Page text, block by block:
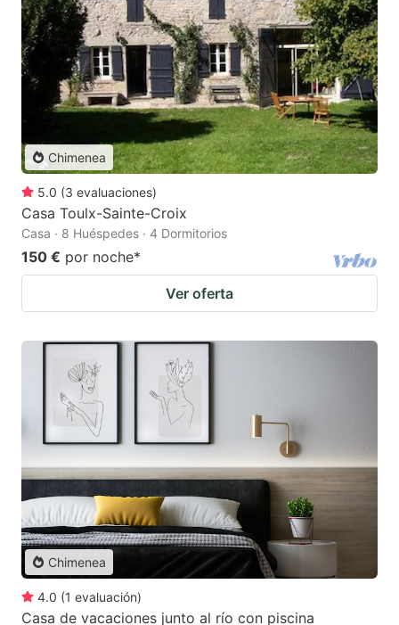
Chimenea
5.0 (3 evaluaciones)
Casa Toulx-Sainte-Croix
Casa · 8 Huéspedes · 4 Dormitorios
150 € por noche*
Ver oferta
Chimenea
4.0 (1 evaluación)
Casa de vacaciones junto al río con piscina